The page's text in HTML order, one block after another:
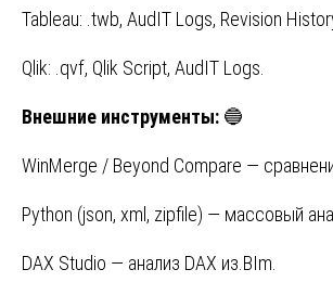
Tableau: .twb, AudIT Logs, Revision
Qlik: .qvf, Qlik Script, AudIT Logs.
Внешние инструменты: 🔵
WinMerge / Beyond Compare —
Python (json, xml, zipfile) — массовый
DAX Studio — анализ DAX из.BIm.